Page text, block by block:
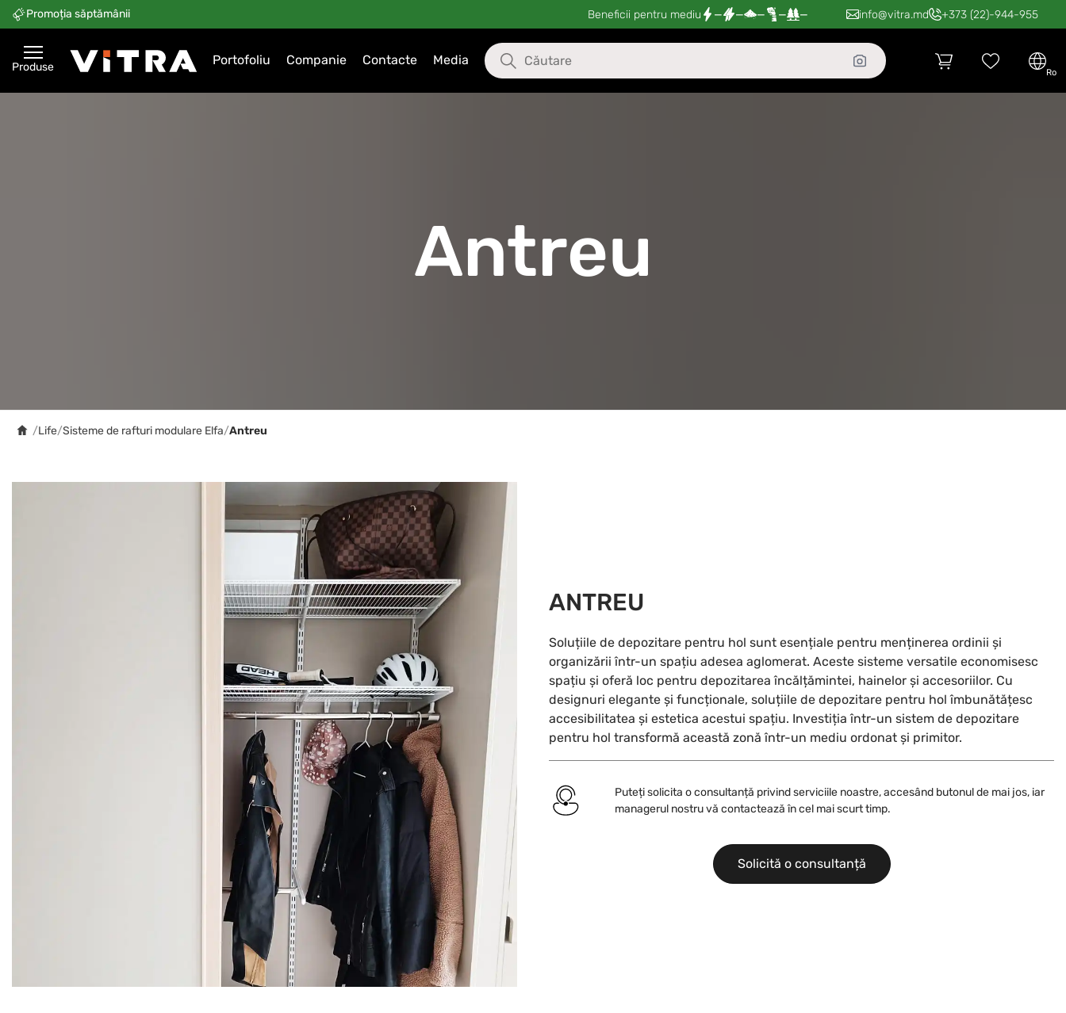
Promoția săptămânii Beneficii pentru mediu — — — — — info@vitra.md +373 (22)-944-955
Produse Portofoliu Companie Contacte Media
ro
Antreu
/Life/Sisteme de rafturi modulare Elfa/Antreu
ANTREU
Soluțiile de depozitare pentru hol sunt esențiale pentru menținerea ordinii și
organizării într-un spațiu adesea aglomerat. Aceste sisteme versatile economisesc
spațiu și oferă loc pentru depozitarea încălțămintei, hainelor și accesoriilor. Cu
designuri elegante și funcționale, soluțiile de depozitare pentru hol îmbunătățesc
accesibilitatea și estetica acestui spațiu. Investiția într-un sistem de depozitare
pentru hol transformă această zonă într-un mediu ordonat și primitor.
Puteți solicita o consultanță privind serviciile noastre, accesând butonul de mai jos, iar
managerul nostru vă contactează în cel mai scurt timp.
Solicită o consultanță